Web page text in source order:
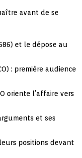
avant de se
et le dépose au
: première audience
oriente l’affaire vers
et ses
positions devant